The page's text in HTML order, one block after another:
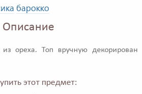
барокко
Описание
ореха. Топ вручную декорирован
этот предмет: